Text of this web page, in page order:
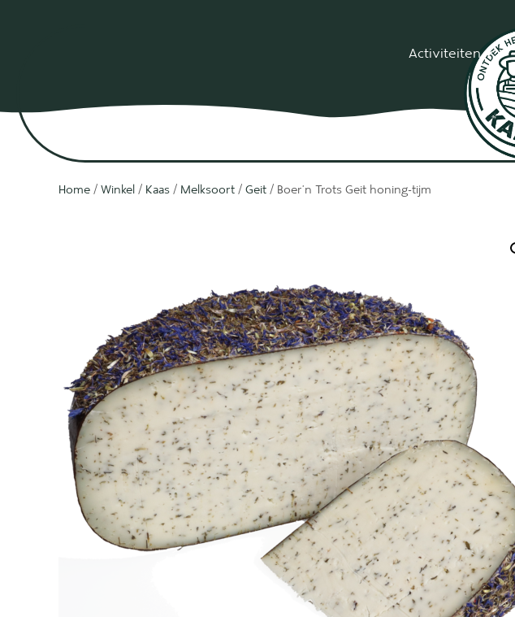
Activiteiten
Home / Winkel / Kaas / Melksoort / Geit / Boer’n Trots Geit honing-tijm